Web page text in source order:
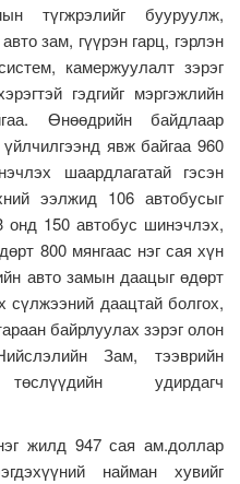
түгжрэлийг бууруулж,
зам, гүүрэн гарц, гэрлэн
камержуулалт зэрэг
гэдгийг мэргэжлийн
Өнөөдрийн байдлаар
явж байгаа 960
шаардлагатай гэсэн
ээлжид 106 автобусыг
150 автобус шинэчлэх,
800 мянгаас нэг сая хүн
авто замын даацыг өдөрт
сүлжээний даацтай болгох,
байрлуулах зэрэг олон
Зам, тээврийн
удирдагч
жилд 947 сая ам.доллар
найман хувийг